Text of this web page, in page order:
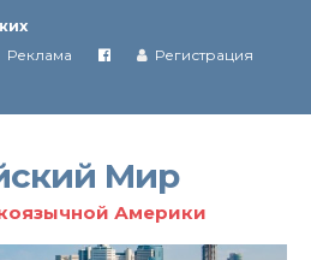
с Ираном
в Иране
Реклама
Регистрация
Мир
Америки